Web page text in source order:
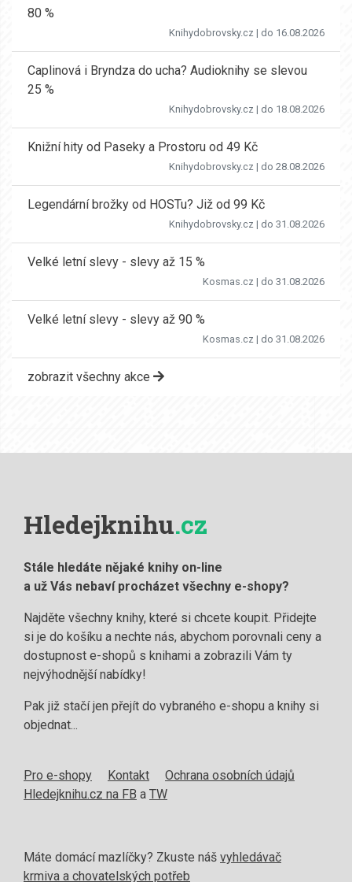
80 %
Knihydobrovsky.cz | do 16.08.2026
Caplinová i Bryndza do ucha? Audioknihy se slevou
25 %
Knihydobrovsky.cz | do 18.08.2026
Knižní hity od Paseky a Prostoru od 49 Kč
Knihydobrovsky.cz | do 28.08.2026
Legendární brožky od HOSTu? Již od 99 Kč
Knihydobrovsky.cz | do 31.08.2026
Velké letní slevy - slevy až 15 %
Kosmas.cz | do 31.08.2026
Velké letní slevy - slevy až 90 %
Kosmas.cz | do 31.08.2026
zobrazit všechny akce
Hledejknihu.cz
Stále hledáte nějaké knihy on-line
a už Vás nebaví procházet všechny e-shopy?
Najděte všechny knihy, které si chcete koupit. Přidejte
si je do košíku a nechte nás, abychom porovnali ceny a
dostupnost e-shopů s knihami a zobrazili Vám ty
nejvýhodnější nabídky!
Pak již stačí jen přejít do vybraného e-shopu a knihy si
objednat...
Pro e-shopy Kontakt
Ochrana osobních údajů
Hledejknihu.cz na FB a TW
Máte domácí mazlíčky? Zkuste náš vyhledávač
krmiva a chovatelských potřeb